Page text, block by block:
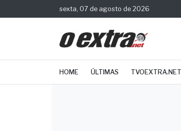
sexta, 07 de agosto de 2026
HOME ÚLTIMAS TVOEXTRA.NET